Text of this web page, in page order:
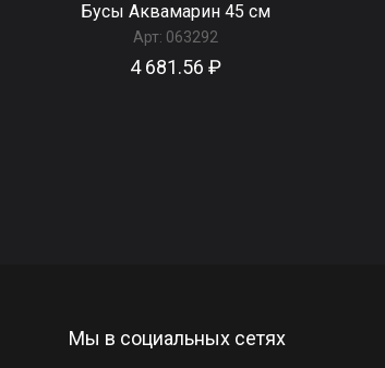
Бусы Аквамарин 45 см
Арт: 063292
4 681.56 ₽
Мы в социальных сетях